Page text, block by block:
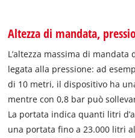
Altezza di mandata,
L’altezza massima di
legata alla pressione: ad
di 10 metri, il dispositivo ha
mentre con 0,8 bar può
La portata indica quanti litri
una portata fino a 23.000 litri